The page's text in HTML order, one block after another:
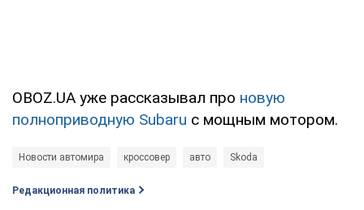
OBOZ.UA уже рассказывал про новую
полноприводную Subaru с мощным мотором.
Новости автомира кроссовер авто Skoda
Редакционная политика